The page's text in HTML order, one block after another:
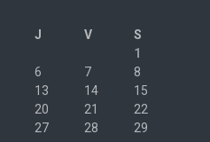
J V
S
1
6 7
8
13 14
15
20 21
22
27 28
29